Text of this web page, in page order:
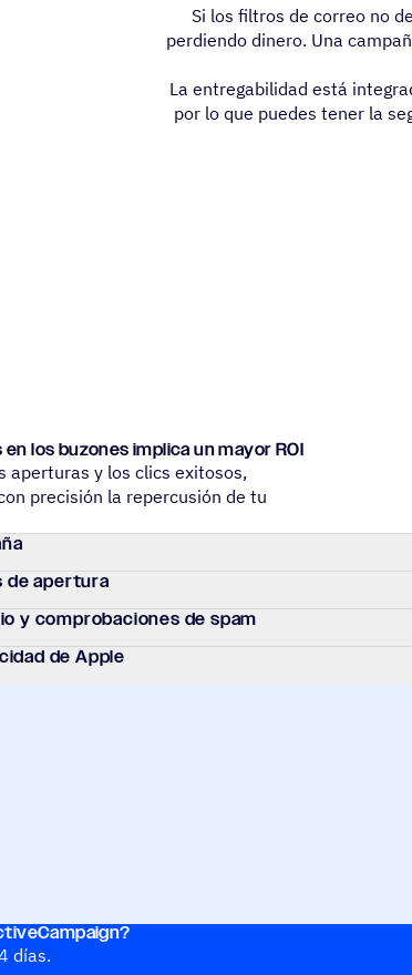
Si los filtros de correo no
perdiendo dinero. Una
La entregabilidad está
por lo que puedes tener la
los buzones implica un mayor ROI
aperturas y los clics exitosos,
precisión la repercusión de tu
de apertura
y compro­ba­cio­nes de spam
de Apple
días.